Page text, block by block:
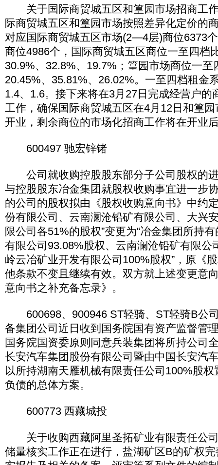
关于国际商贸城五区和篁园市场招商工
际商贸城五区和篁园市场按照差异化定价的
对应国际商贸城五区市场(2—4层)商位6373
商位4986个，国际商贸城五区商位一至四档
30.9%、32.8%、19.7%；篁园市场商位一至
20.45%、35.81%、26.02%。一至四档租金
1.4、1.6。接下来将在3月27日完成经营户的
工作，确保国际商贸城五区在4月12日和篁
开业，剩余商位的市场化招商工作将在开业
600497 驰宏锌锗
公司就收购控股股东部分子公司股权的
与控股股东冶金集团就股权收购事宜进一步
的公司的股权拟由《股权收购意向书》中约
份有限公司、云南澜沧铅矿有限公司、大兴
限公司各51%的股权”变更为“冶金集团所持
有限公司93.08%股权、云南澜沧铅矿有限公
岭云冶矿业开发有限公司100%股权”，原《
他条款不变且继续有效。双方就上述变更意
意向书之补充备忘录》。
600698、900946 ST轻骑、ST轻骑B公
备集团公司近日收到国务院国有资产监督管
国务院国资委原则同意兵装集团将所持公司
长安汽车集团股份有限公司暨由中国长安汽
以所持湖南天雁机械有限责任公司100%股
负债的总体方案。
600773 西藏城投
关于收购西藏阿里圣拓矿业有限责任公
储量核实工作正在进行，盐湖矿区B的矿权